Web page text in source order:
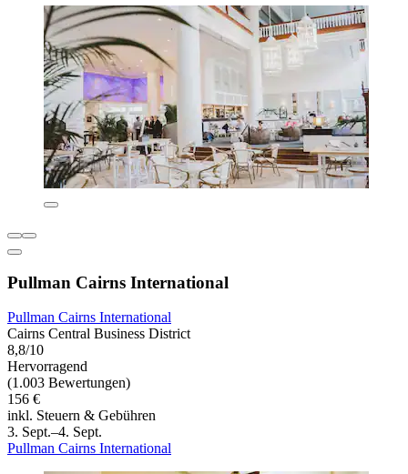
Pullman Cairns International
Pullman Cairns International
Cairns Central Business District
8,8/10
Hervorragend
(1.003 Bewertungen)
156 €
inkl. Steuern & Gebühren
3. Sept.–4. Sept.
Pullman Cairns International